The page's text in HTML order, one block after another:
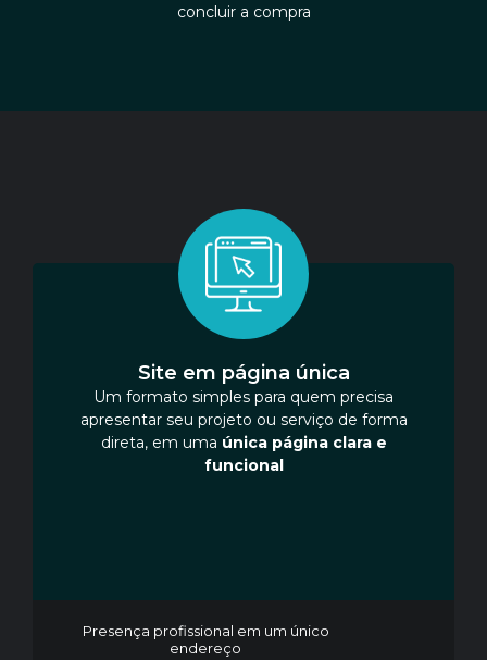
concluir a compra
Site em página única
Um formato simples para quem precisa
apresentar seu projeto ou serviço de forma
direta, em uma única página clara e
funcional
Presença profissional em um único
endereço